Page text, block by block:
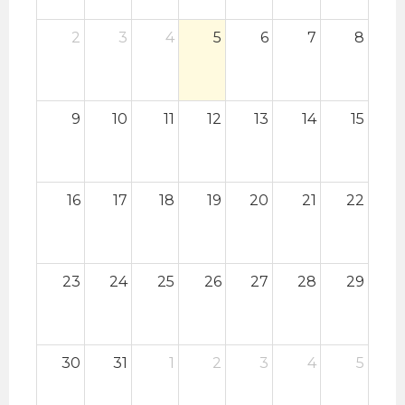
Fecha: domingo 17 de mayo
de la Amistad Peruano-China, Jesús María
2 3 4 5 6 7 8
9 10 11 12 13 14 15
16 17 18 19 20 21 22
23 24 25 26 27 28 29
30 31 1 2 3 4 5